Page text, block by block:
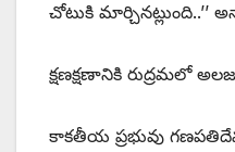
చోటుకి మార్చినట్లుంది..’’
క్షణక్షణానికి రుద్రమలో
కాకతీయ ప్రభువు